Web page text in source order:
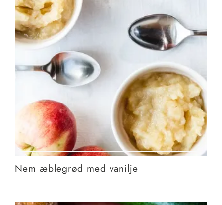
Nem æblegrød med vanilje